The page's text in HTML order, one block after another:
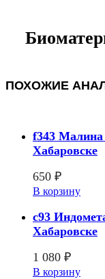
ПОХОЖИЕ
f343 Малина
Хабаровске
650 ₽
В корзину
c93
Хабаровске
1 080 ₽
В корзину